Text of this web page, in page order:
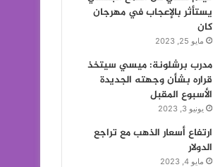
يستأثر بالإعجاب في مهرجان
كان
مايو 25, 2023
مدرب برشلونة: ميسي سيتخذ
قراره بشأن وجهته الجديدة
الأسبوع المقبل
يونيو 3, 2023
ارتفاع أسعار الذهب مع تراجع
الدولار
مايو 4, 2023